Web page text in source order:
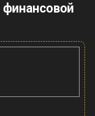
финансовой